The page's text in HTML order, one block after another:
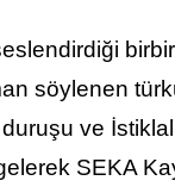
söylenen
ve
SEKA